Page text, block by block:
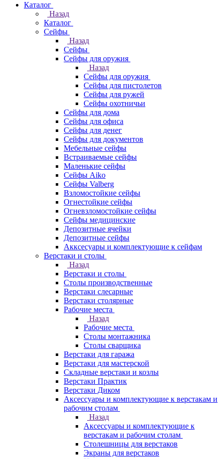
Каталог
Назад
Каталог
Cейфы
Назад
Cейфы
Cейфы для оружия
Назад
Cейфы для оружия
Сейфы для пистолетов
Сейфы для ружей
Сейфы охотничьи
Cейфы для дома
Cейфы для офиса
Сейфы для денег
Сейфы для документов
Мебельные сейфы
Встраиваемые сейфы
Маленькие сейфы
Сейфы Aiko
Сейфы Valberg
Взломостойкие сейфы
Огнестойкие сейфы
Огневзломостойкие сейфы
Сейфы медицинские
Депозитные ячейки
Депозитные сейфы
Акксесуары и комплектующие к сейфам
Верстаки и столы
Назад
Верстаки и столы
Столы производственные
Верстаки слесарные
Верстаки столярные
Рабочие места
Назад
Рабочие места
Столы монтажника
Столы сварщика
Верстаки для гаража
Верстаки для мастерской
Складные верстаки и козлы
Верстаки Практик
Верстаки Диком
Аксессуары и комплектующие к верстакам и
рабочим столам
Назад
Аксессуары и комплектующие к
верстакам и рабочим столам
Столешницы для верстаков
Экраны для верстаков